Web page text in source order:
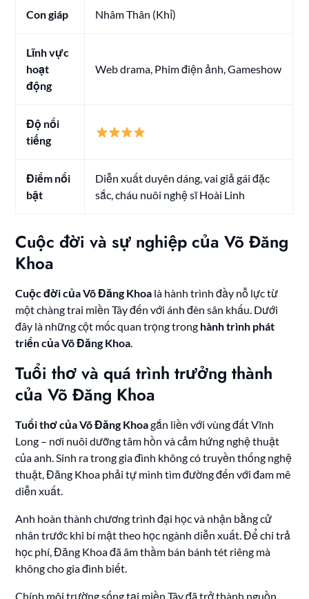
Con giáp Nhâm Thân (Khỉ)
Lĩnh vực
hoạt
động
Web drama, Phim điện ảnh, Gameshow
Độ nổi
tiếng
Điểm nổi
bật
Diễn xuất duyên dáng, vai giả gái đặc
sắc, cháu nuôi nghệ sĩ Hoài Linh
Cuộc đời và sự nghiệp của Võ Đăng
Khoa
Cuộc đời của Võ Đăng Khoa là hành trình đầy nỗ lực từ
một chàng trai miền Tây đến với ánh đèn sân khấu. Dưới
đây là những cột mốc quan trọng trong hành trình phát
triển của Võ Đăng Khoa.
Tuổi thơ và quá trình trưởng thành
của Võ Đăng Khoa
Tuổi thơ của Võ Đăng Khoagắn liền với vùng đất Vĩnh
Long – nơi nuôi dưỡng tâm hồn và cảm hứng nghệ thuật
của anh. Sinh ra trong gia đình không có truyền thống nghệ
thuật, Đăng Khoa phải tự mình tìm đường đến với đam mê
diễn xuất.
Anh hoàn thành chương trình đại học và nhận bằng cử
nhân trước khi bí mật theo học ngành diễn xuất. Để chi trả
học phí, Đăng Khoa đã âm thầm bán bánh tét riêng mà
không cho gia đình biết.
Chính môi trường sống tại miền Tây đã trở thành nguồn